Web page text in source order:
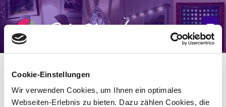
Cookie-Einstellungen
Wir verwenden Cookies, um Ihnen ein optimales
Webseiten-Erlebnis zu bieten. Dazu zählen Cookies, die
Zeitloses Design mit Persönlichkeit